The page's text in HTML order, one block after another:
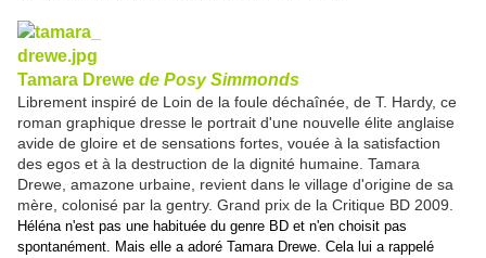
Tamara Drewe de Posy Simmonds
Librement inspiré de Loin de la foule déchaînée, de T. Hardy, ce
roman graphique dresse le portrait d'une nouvelle élite anglaise
avide de gloire et de sensations fortes, vouée à la satisfaction
des egos et à la destruction de la dignité humaine. Tamara
Drewe, amazone urbaine, revient dans le village d'origine de sa
mère, colonisé par la gentry. Grand prix de la Critique BD 2009.
Héléna n'est pas une habituée du genre BD et n'en choisit pas
spontanément. Mais elle a adoré Tamara Drewe. Cela lui a rappelé